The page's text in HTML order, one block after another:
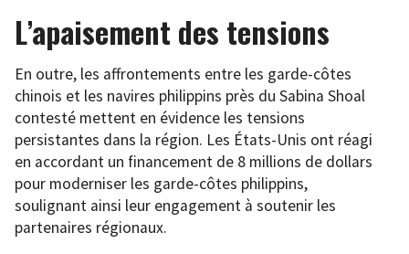
L’apaisement des tensions
En outre, les affrontements entre les garde-côtes
chinois et les navires philippins près du Sabina Shoal
contesté mettent en évidence les tensions
persistantes dans la région. Les États-Unis ont réagi
en accordant un financement de 8 millions de dollars
pour moderniser les garde-côtes philippins,
soulignant ainsi leur engagement à soutenir les
partenaires régionaux.